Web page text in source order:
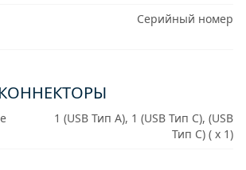
Серийный номер
1 (USB Тип A), 1 (USB Тип C), (USB
Тип C) ( x 1)